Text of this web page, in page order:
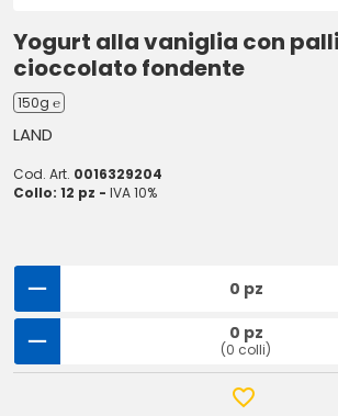
Yogurt alla vaniglia con
cioccolato fondente
150g ℮
LAND
Cod. Art. 0016329204
Collo: 12 pz - IVA 10%
0 pz
0 pz
(0 colli)